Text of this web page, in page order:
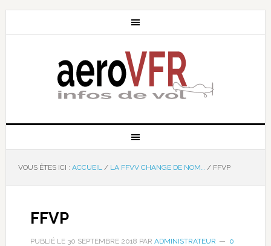
VOUS ÊTES ICI : ACCUEIL / LA FFVV CHANGE DE NOM… /FFVP
FFVP
PUBLIÉ LE 30 SEPTEMBRE 2018 PAR ADMINISTRATEUR
0